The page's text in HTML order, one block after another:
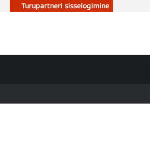
Turupartneri sisselogimine